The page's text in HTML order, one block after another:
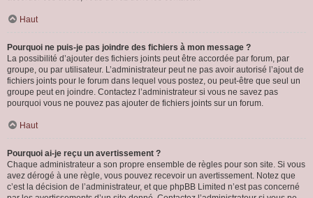
Haut
Pourquoi ne puis-je pas joindre des fichiers à mon message ?
La possibilité d’ajouter des fichiers joints peut être accordée par forum, par
groupe, ou par utilisateur. L’administrateur peut ne pas avoir autorisé l’ajout de
fichiers joints pour le forum dans lequel vous postez, ou peut-être que seul un
groupe peut en joindre. Contactez l’administrateur si vous ne savez pas
pourquoi vous ne pouvez pas ajouter de fichiers joints sur un forum.
Haut
Pourquoi ai-je reçu un avertissement ?
Chaque administrateur a son propre ensemble de règles pour son site. Si vous
avez dérogé à une règle, vous pouvez recevoir un avertissement. Notez que
c’est la décision de l’administrateur, et que phpBB Limited n’est pas concerné